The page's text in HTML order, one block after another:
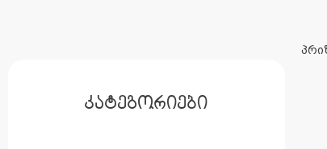
კატეგორიები